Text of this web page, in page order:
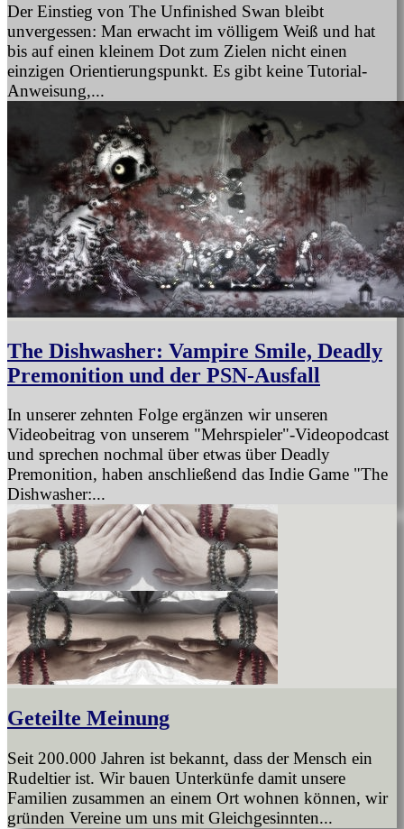
Der Einstieg von The Unfinished Swan bleibt
unvergessen: Man erwacht im völligem Weiß und hat
bis auf einen kleinem Dot zum Zielen nicht einen
einzigen Orientierungspunkt. Es gibt keine Tutorial-
Anweisung,...
The Dishwasher: Vampire Smile, Deadly
Premonition und der PSN-Ausfall
In unserer zehnten Folge ergänzen wir unseren
Videobeitrag von unserem "Mehrspieler"-Videopodcast
und sprechen nochmal über etwas über Deadly
Premonition, haben anschließend das Indie Game "The
Dishwasher:...
Geteilte Meinung
Seit 200.000 Jahren ist bekannt, dass der Mensch ein
Rudeltier ist. Wir bauen Unterkünfe damit unsere
Familien zusammen an einem Ort wohnen können, wir
gründen Vereine um uns mit Gleichgesinnten...